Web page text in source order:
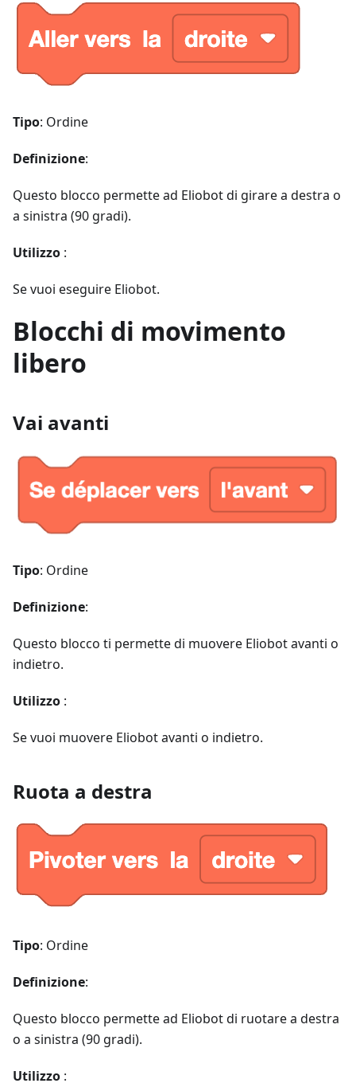
Tipo: Ordine
Definizione:
Questo blocco permette ad Eliobot di girare a destra o
a sinistra (90 gradi).
Utilizzo :
Se vuoi eseguire Eliobot.
Blocchi di movimento
libero
Vai avanti
Tipo: Ordine
Definizione:
Questo blocco ti permette di muovere Eliobot avanti o
indietro.
Utilizzo :
Se vuoi muovere Eliobot avanti o indietro.
Ruota a destra
Tipo: Ordine
Definizione:
Questo blocco permette ad Eliobot di ruotare a destra
o a sinistra (90 gradi).
Utilizzo :